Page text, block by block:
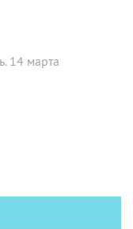
14 марта